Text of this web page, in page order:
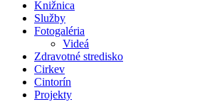
Knižnica
Služby
Fotogaléria
Videá
Zdravotné stredisko
Cirkev
Cintorín
Projekty